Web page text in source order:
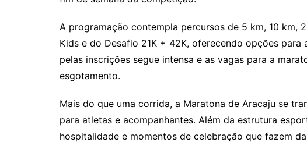
A programação contempla percursos de 5 km, 10 km,
Kids e do Desafio 21K + 42K, oferecendo opções
pelas inscrições segue intensa e as vagas para a
esgotamento.
Mais do que uma corrida, a Maratona de Aracaju se
para atletas e acompanhantes. Além da estrutura
hospitalidade e momentos de celebração que fazem